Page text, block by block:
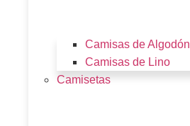
Camisas de Algodón
Camisas de Lino
Camisetas